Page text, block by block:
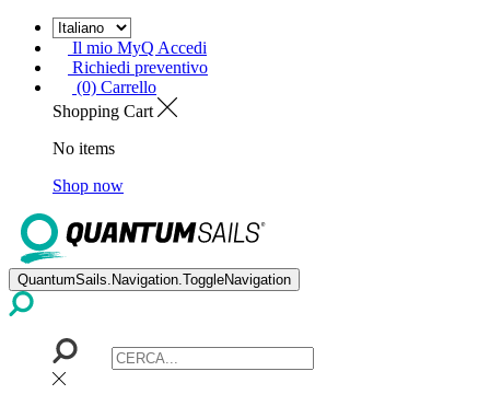
Il mio MyQ Accedi
Richiedi preventivo
(0) Carrello
Shopping Cart
No items
Shop now
QuantumSails.Navigation.ToggleNavigation